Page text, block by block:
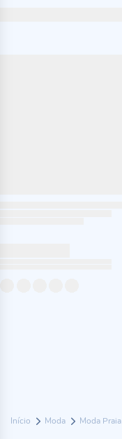
Início Moda Moda Praia